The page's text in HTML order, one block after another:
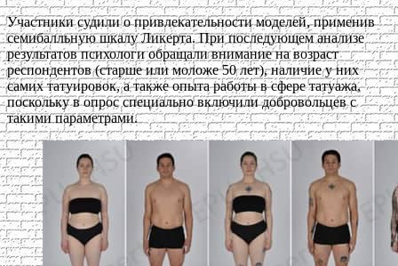
Участники судили о привлекательности моделей, применив
семибалльную шкалу Ликерта. При последующем анализе
результатов психологи обращали внимание на возраст
респондентов (старше или моложе 50 лет), наличие у них
самих татуировок, а также опыта работы в сфере татуажа,
поскольку в опрос специально включили добровольцев с
такими параметрами.